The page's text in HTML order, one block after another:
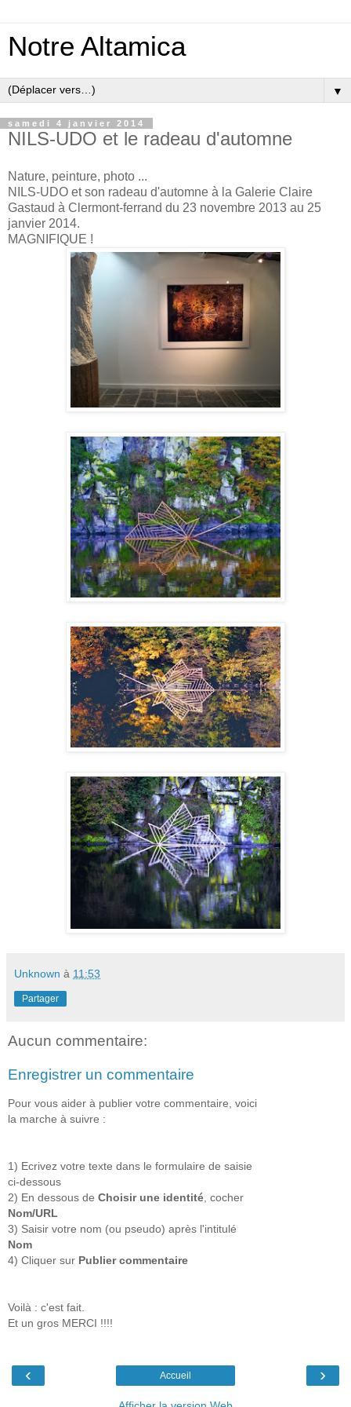
Notre Altamica
▼
samedi 4 janvier 2014
NILS-UDO et le radeau d'automne
Nature, peinture, photo ...
NILS-UDO et son radeau d'automne à la Galerie Claire
Gastaud à Clermont-ferrand du 23 novembre 2013 au 25
janvier 2014.
MAGNIFIQUE !
Unknown à 11:53
Partager
Aucun commentaire:
Enregistrer un commentaire
Pour vous aider à publier votre commentaire, voici
la marche à suivre :
1) Ecrivez votre texte dans le formulaire de saisie
ci-dessous
2) En dessous de Choisir une identité , cocher
Nom/URL
3) Saisir votre nom (ou pseudo) après l'intitulé
Nom
4) Cliquer sur Publier commentaire
Voilà : c'est fait.
Et un gros MERCI !!!!
‹ ›
Accueil